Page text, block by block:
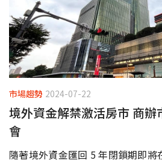
市場趨勢 2024-07-22
境外資金解禁激活房市 商辦
會
隨著境外資金匯回 5 年閉鎖期即將